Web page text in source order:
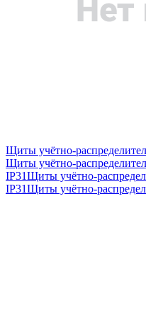
Щиты учётно-
Щиты учётно-
IP31Щиты учётно-
IP31Щиты учётно-